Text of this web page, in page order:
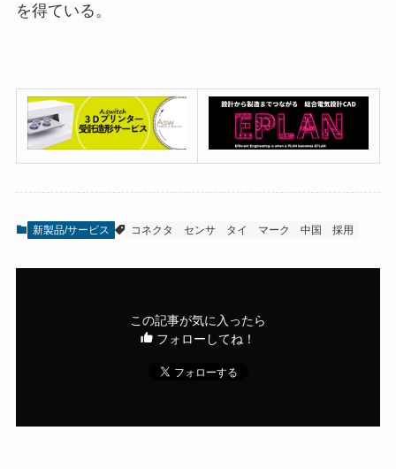
を得ている。
新製品/サービス コネクタ センサ タイ マーク 中国 採用
この記事が気に入ったら
フォローしてね！